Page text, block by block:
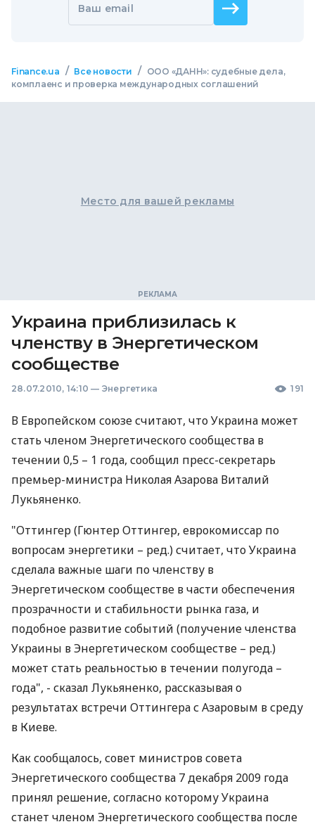
Ваш email
Finance.ua / Все новости /
ООО «ДАНН»: судебные дела,
комплаенс и проверка международных соглашений
Место для вашей рекламы
Украина приблизилась к
членству в Энергетическом
сообществе
28.07.2010, 14:10 — Энергетика 191
В Европейском союзе считают, что Украина может
стать членом Энергетического сообщества в
течении 0,5 – 1 года, сообщил пресс-секретарь
премьер-министра Николая Азарова Виталий
Лукьяненко.
"Оттингер (Гюнтер Оттингер, еврокомиссар по
вопросам энергетики – ред.) считает, что Украина
сделала важные шаги по членству в
Энергетическом сообществе в части обеспечения
прозрачности и стабильности рынка газа, и
подобное развитие событий (получение членства
Украины в Энергетическом сообществе – ред.)
может стать реальностью в течении полугода –
года", - сказал Лукьяненко, рассказывая о
результатах встречи Оттингера с Азаровым в среду
в Киеве.
Как сообщалось, совет министров совета
Энергетического сообщества 7 декабря 2009 года
принял решение, согласно которому Украина
станет членом Энергетического сообщества после